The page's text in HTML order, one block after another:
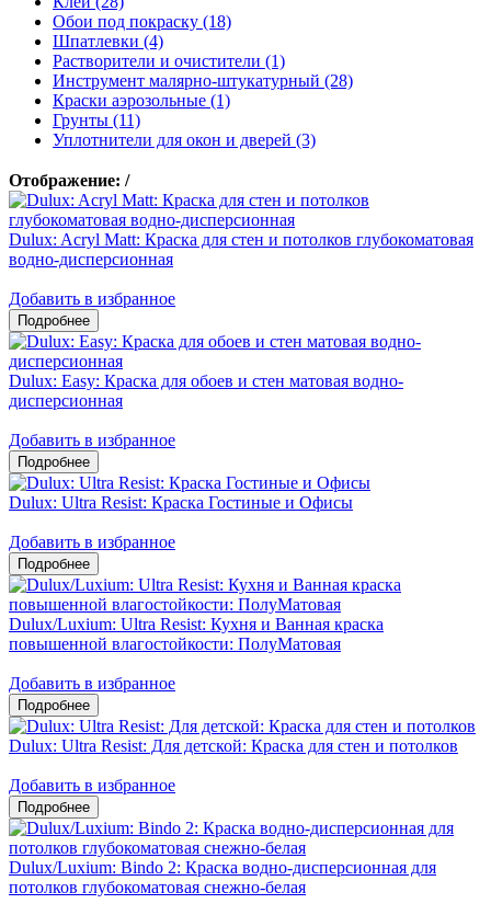
Обои под покраску (18)
Шпатлевки (4)
Растворители и очистители (1)
Инструмент малярно-штукатурный (28)
Краски аэрозольные (1)
Грунты (11)
Уплотнители для окон и дверей (3)
Отображение: /
Dulux: Acryl Matt: Краска для стен и потолков глубокоматовая
водно-дисперсионная
Добавить в избранное
Dulux: Easy: Краска для обоев и стен матовая водно-
дисперсионная
Добавить в избранное
Dulux: Ultra Resist: Краска Гостиные и Офисы
Добавить в избранное
Dulux/Luxium: Ultra Resist: Кухня и Ванная краска
повышенной влагостойкости: ПолуМатовая
Добавить в избранное
Dulux: Ultra Resist: Для детской: Краска для стен и потолков
Добавить в избранное
Dulux/Luxium: Bindo 2: Краска водно-дисперсионная для
потолков глубокоматовая снежно-белая